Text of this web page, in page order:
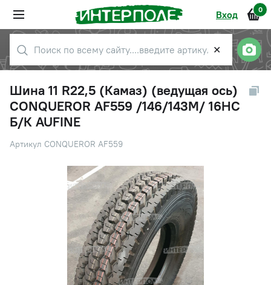
Вход 0
✕
Шина 11 R22,5 (Камаз) (ведущая ось)
CONQUEROR AF559 /146/143M/ 16НС
Б/К AUFINE
Артикул CONQUEROR AF559